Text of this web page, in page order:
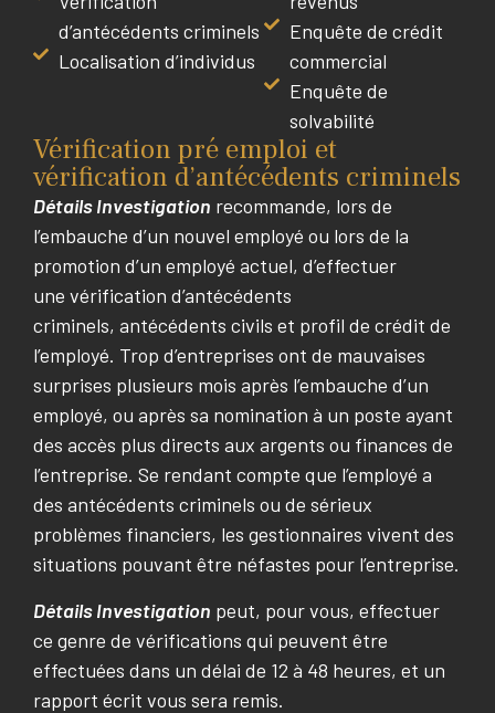
d’antécédents criminels
Localisation d’individus
Enquête de crédit
commercial
Enquête de
solvabilité
Vérification pré emploi et
vérification d’antécédents criminels
Détails Investigation recommande, lors de
l’embauche d’un nouvel employé ou lors de la
promotion d’un employé actuel, d’effectuer
une vérification d’antécédents
criminels, antécédents civils et profil de crédit de
l’employé. Trop d’entreprises ont de mauvaises
surprises plusieurs mois après l’embauche d’un
employé, ou après sa nomination à un poste ayant
des accès plus directs aux argents ou finances de
l’entreprise. Se rendant compte que l’employé a
des antécédents criminels ou de sérieux
problèmes financiers, les gestionnaires vivent des
situations pouvant être néfastes pour l’entreprise.
Détails Investigation peut, pour vous, effectuer
ce genre de vérifications qui peuvent être
effectuées dans un délai de 12 à 48 heures, et un
rapport écrit vous sera remis.